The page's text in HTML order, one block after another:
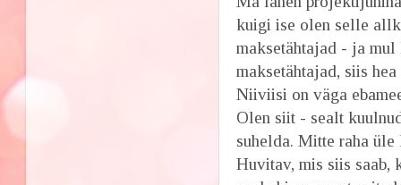
kuigi ise olen selle
maksetähtajad - ja
maksetähtajad, siis
Niiviisi on väga
Olen siit - sealt
suhelda. Mitte raha üle
Huvitav, mis siis saab,